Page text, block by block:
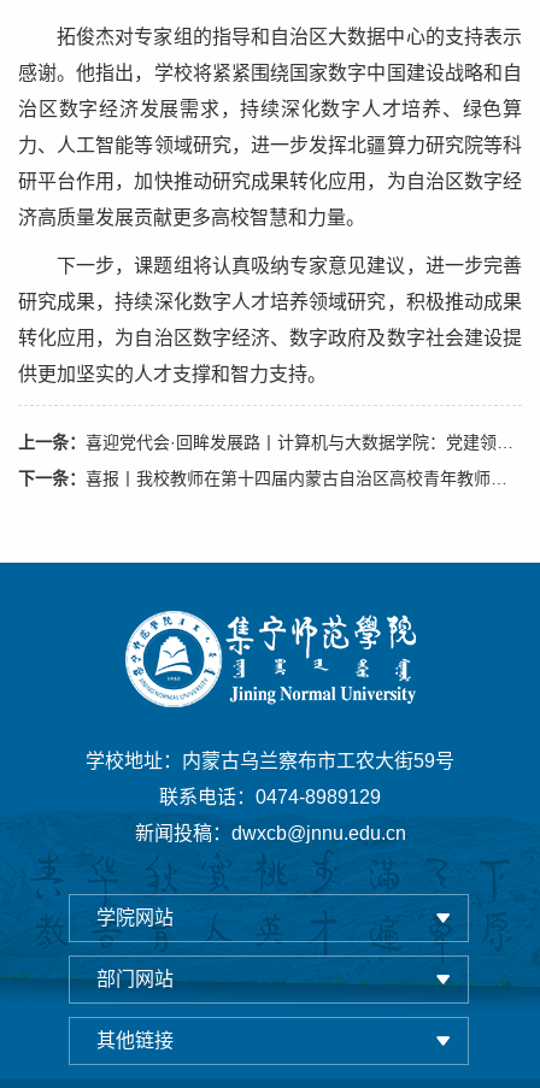
拓俊杰对专家组的指导和自治区大数据中心的支持表示
感谢。他指出，学校将紧紧围绕国家数字中国建设战略和自
治区数字经济发展需求，持续深化数字人才培养、绿色算
力、人工智能等领域研究，进一步发挥北疆算力研究院等科
研平台作用，加快推动研究成果转化应用，为自治区数字经
济高质量发展贡献更多高校智慧和力量。
下一步，课题组将认真吸纳专家意见建议，进一步完善
研究成果，持续深化数字人才培养领域研究，积极推动成果
转化应用，为自治区数字经济、数字政府及数字社会建设提
供更加坚实的人才支撑和智力支持。
上一条： 喜迎党代会·回眸发展路丨计算机与大数据学院：党建领航强根基 数智赋能启新程
下一条： 喜报丨我校教师在第十四届内蒙古自治区高校青年教师教学竞赛暨第八届全国高校青年教师教学竞赛选拔赛中喜获佳绩
学校地址：内蒙古乌兰察布市工农大街59号
联系电话：0474-8989129
新闻投稿：dwxcb@jnnu.edu.cn
学院网站
部门网站
其他链接